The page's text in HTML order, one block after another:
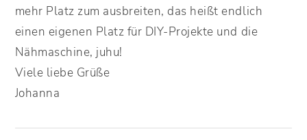
mehr Platz zum ausbreiten, das heißt endlich
einen eigenen Platz für DIY-Projekte und die
Nähmaschine, juhu!
Viele liebe Grüße
Johanna